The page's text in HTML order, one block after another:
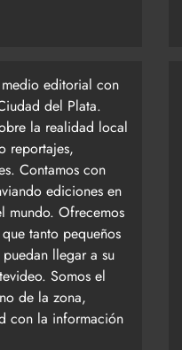
editorial con
del Plata.
la realidad local
reportajes,
Contamos con
ediciones en
mundo. Ofrecemos
tanto pequeños
llegar a su
Somos el
de la zona,
con la información